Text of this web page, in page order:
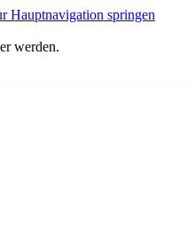
Hauptnavigation springen
werden.